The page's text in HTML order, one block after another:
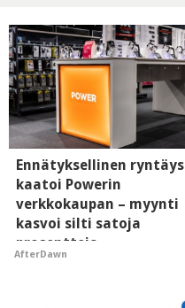
Ennätyksellinen ryntäys
kaatoi Powerin
verkkokaupan – myynti
kasvoi silti satoja
prosentteja
AfterDawn